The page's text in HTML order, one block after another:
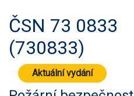
ČSN 73 0833
(730833)
Aktuální vydání